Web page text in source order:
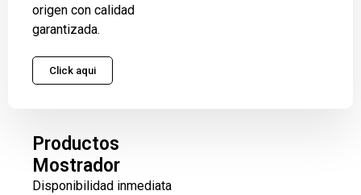
origen con calidad
garantizada.
Click aqui
Productos
Mostrador
Disponibilidad inmediata